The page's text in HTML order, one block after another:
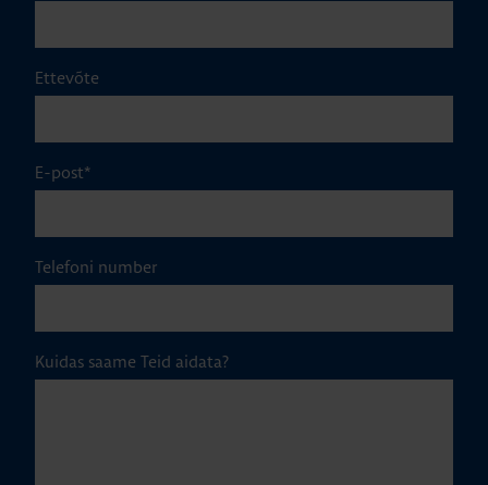
Ettevõte
E-post*
Telefoni number
Kuidas saame Teid aidata?